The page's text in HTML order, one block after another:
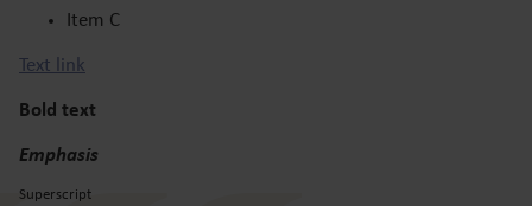
Item C
Text link
Bold text
Emphasis
Superscript